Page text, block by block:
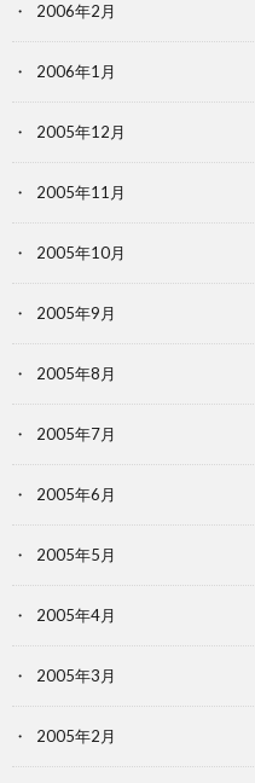
2006年2月
2006年1月
2005年12月
2005年11月
2005年10月
2005年9月
2005年8月
2005年7月
2005年6月
2005年5月
2005年4月
2005年3月
2005年2月